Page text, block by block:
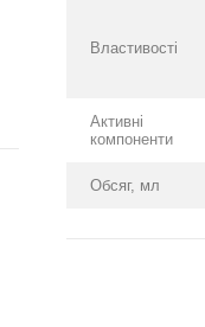
Властивості
Активні
компоненти
Обсяг, мл